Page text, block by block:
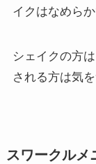
イクはなめらか
シェイクの方
される方は気
スワークルメ